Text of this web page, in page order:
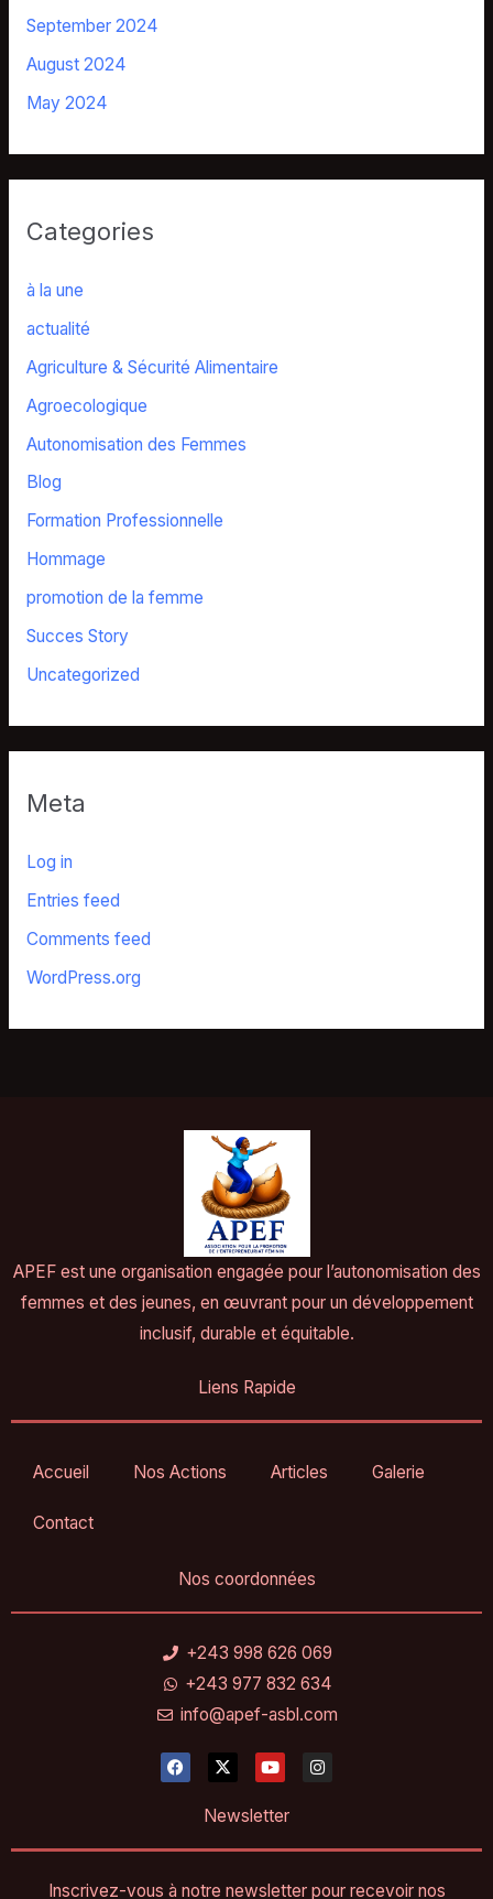
September 2024
August 2024
May 2024
Categories
à la une
actualité
Agriculture & Sécurité Alimentaire
Agroecologique
Autonomisation des Femmes
Blog
Formation Professionnelle
Hommage
promotion de la femme
Succes Story
Uncategorized
Meta
Log in
Entries feed
Comments feed
WordPress.org
APEF est une organisation engagée pour l’autonomisation des
femmes et des jeunes, en œuvrant pour un développement
inclusif, durable et équitable.
Liens Rapide
Accueil Nos Actions Articles Galerie
Contact
Nos coordonnées
+243 998 626 069
+243 977 832 634
info@apef-asbl.com
F
a
X
-
w
i
r
Y
o
t
u
I
n
m
Newsletter
Inscrivez-vous à notre newsletter pour recevoir nos